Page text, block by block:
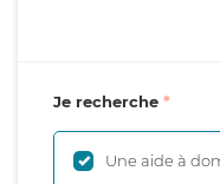
Je recherche
Une aide à